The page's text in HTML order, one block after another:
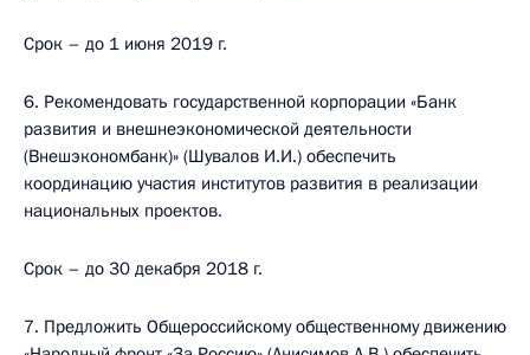
Срок – до 1 июня 2019 г.
6. Рекомендовать государственной корпорации «Банк
развития и внешнеэкономической деятельности
(Внешэкономбанк)» (Шувалов И.И.) обеспечить
координацию участия институтов развития в реализации
национальных проектов.
Срок – до 30 декабря 2018 г.
7. Предложить Общероссийскому общественному движению